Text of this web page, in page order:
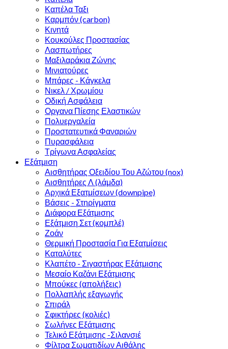
Καπέλα Ταξι
Καρμπόν (carbon)
Κινητά
Κουκούλες Προστασίας
Λασπωτήρες
Μαξιλαράκια Ζώνης
Μινιατούρες
Μπάρες - Κάγκελα
Νικελ / Χρωμίου
Οδική Ασφάλεια
Οργανα Πίεσης Ελαστικών
Πολυεργαλεία
Προστατευτικά Φαναριών
Πυρασφάλεια
Τρίγωνα Ασφαλείας
Εξάτμιση
Αισθητήρας Οξειδίου Του Αζώτου (nox)
Αισθητήρες Λ (λάμδα)
Αρχικά Εξατμίσεων (downpipe)
Βάσεις - Στηρίγματα
Διάφορα Εξάτμισης
Εξάτμιση Σετ (κομπλέ)
Ζοάν
Θερμική Προστασία Για Εξατμίσεις
Καταλύτες
Κλαπέτο - Σιγαστήρας Εξάτμισης
Μεσαίο Καζάνι Εξάτμισης
Μπούκες (απολήξεις)
Πολλαπλής εξαγωγής
Σπιράλ
Σφικτήρες (κολιές)
Σωλήνες Εξάτμισης
Τελικό Εξάτμισης -Σιλανσιέ
Φίλτρα Σωματιδίων Αιθάλης